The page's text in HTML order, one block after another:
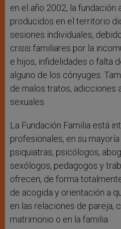
en el año 2002, la fundación
producidos en el territorio
sesiones individuales,
crisis familiares por la
e hijos, infidelidades o falta
alguno de los cónyuges.
de malos tratos, adicciones
sexuales.
La Fundación Familia está
profesionales, en su
psiquiatras, psicólogos,
sexólogos, pedagogos y
ofrecen, de forma
de acogida y orientación a
en las relaciones de pareja,
matrimonio o en la familia.